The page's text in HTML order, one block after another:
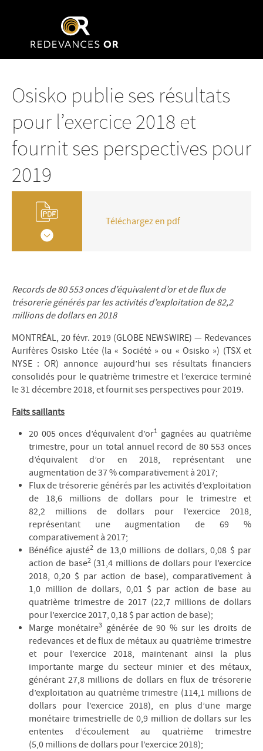
Osisko publie ses résultats
pour l’exercice 2018 et
fournit ses perspectives pour
2019
Téléchargez en pdf
Records de 80 553 onces d’équivalent d’or et de flux de
trésorerie générés par les activités d’exploitation de 82,2
millions de dollars en 2018
MONTRÉAL, 20 févr. 2019 (GLOBE NEWSWIRE) — Redevances
Aurifères Osisko Ltée (la « Société » ou « Osisko ») (TSX et
NYSE : OR) annonce aujourd’hui ses résultats financiers
consolidés pour le quatrième trimestre et l’exercice terminé
le 31 décembre 2018, et fournit ses perspectives pour 2019.
Faits saillants
20 005 onces d’équivalent d’or1gagnées au quatrième
trimestre, pour un total annuel record de 80 553 onces
d’équivalent d’or en 2018, représentant une
augmentation de 37 % comparativement à 2017;
Flux de trésorerie générés par les activités d’exploitation
de 18,6 millions de dollars pour le trimestre et
82,2 millions de dollars pour l’exercice 2018,
représentant une augmentation de 69 %
comparativement à 2017;
Bénéfice ajusté2 de 13,0 millions de dollars, 0,08 $ par
action de base2(31,4 millions de dollars pour l’exercice
2018, 0,20 $ par action de base), comparativement à
1,0 million de dollars, 0,01 $ par action de base au
quatrième trimestre de 2017 (22,7 millions de dollars
pour l’exercice 2017, 0,18 $ par action de base);
Marge monétaire3générée de 90 % sur les droits de
redevances et de flux de métaux au quatrième trimestre
et pour l’exercice 2018, maintenant ainsi la plus
importante marge du secteur minier et des métaux,
générant 27,8 millions de dollars en flux de trésorerie
d’exploitation au quatrième trimestre (114,1 millions de
dollars pour l’exercice 2018), en plus d’une marge
monétaire trimestrielle de 0,9 million de dollars sur les
ententes d’écoulement au quatrième trimestre
(5,0 millions de dollars pour l’exercice 2018);